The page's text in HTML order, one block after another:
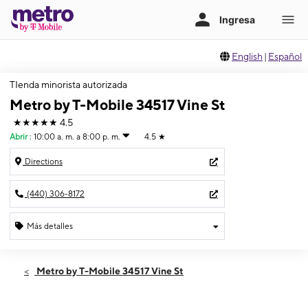
English | Español
TIenda minorista autorizada
Metro by T-Mobile 34517 Vine St
★★★★★ 4.5
Abrir : 10:00 a. m. a 8:00 p. m. 4.5 ★
Directions
(440) 306-8172
Más detalles
Miérc:10:00 a. m. a 8:00 p. m.
Metro by T-Mobile 34517 Vine St